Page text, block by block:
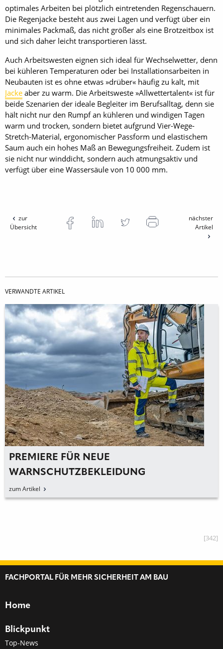
optimales Arbeiten bei plötzlich eintretenden Regenschauern.
Die Regenjacke besteht aus zwei Lagen und verfügt über ein
minimales Packmaß, das nicht größer als eine Brotzeitbox ist
und sich daher leicht transportieren lässt.
Auch Arbeitswesten eignen sich ideal für Wechselwetter, denn
bei kühleren Temperaturen oder bei Installationsarbeiten in
Neubauten ist es ohne etwas »drüber« häufig zu kalt, mit
Jacke aber zu warm. Die Arbeitsweste »Allwettertalent« ist für
beide Szenarien der ideale Begleiter im Berufsalltag, denn sie
hält nicht nur den Rumpf an kühleren und windigen Tagen
warm und trocken, sondern bietet aufgrund Vier-Wege-
Stretch-Material, ergonomischer Passform und elastischem
Saum auch ein hohes Maß an Bewegungsfreiheit. Zudem ist
sie nicht nur winddicht, sondern auch atmungsaktiv und
verfügt über eine Wassersäule von 10 000 mm.
zur
Übersicht
nächster
Artikel
VERWANDTE ARTIKEL
PREMIERE FÜR NEUE
WARNSCHUTZBEKLEIDUNG
zum Artikel
[342]
FACHPORTAL FÜR MEHR SICHERHEIT AM BAU
Home
Blickpunkt
Top-News